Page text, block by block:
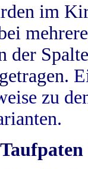
im
der
zu